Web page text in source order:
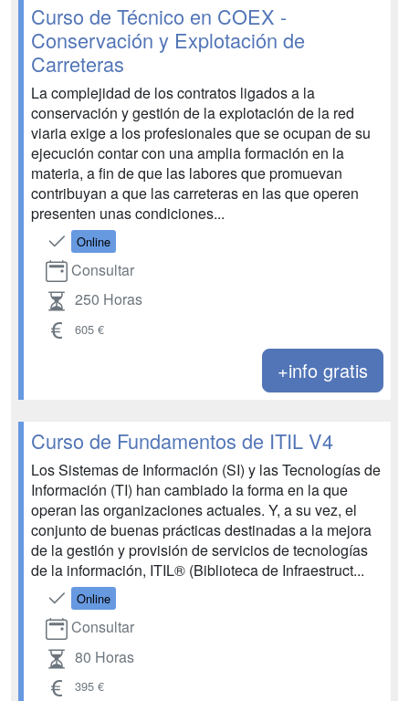
Curso de Técnico en COEX -
Conservación y Explotación de
Carreteras
La complejidad de los contratos ligados a la
conservación y gestión de la explotación de la red
viaria exige a los profesionales que se ocupan de su
ejecución contar con una amplia formación en la
materia, a fin de que las labores que promuevan
contribuyan a que las carreteras en las que operen
presenten unas condiciones...
Online
Consultar
250 Horas
605 €
+info gratis
Curso de Fundamentos de ITIL V4
Los Sistemas de Información (SI) y las Tecnologías de
Información (TI) han cambiado la forma en la que
operan las organizaciones actuales. Y, a su vez, el
conjunto de buenas prácticas destinadas a la mejora
de la gestión y provisión de servicios de tecnologías
de la información, ITIL® (Biblioteca de Infraestruct...
Online
Consultar
80 Horas
395 €